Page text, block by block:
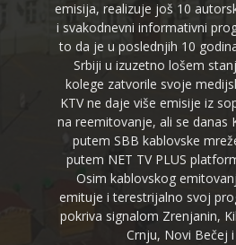
emisija, realizuje još 10
i svakodnevni informativni
to da je u poslednjih 10
Srbiji u izuzetno lošem
kolege zatvorile svoje
KTV ne daje više emisije iz
na reemitovanje, ali se danas
putem SBB kablovske
putem NET TV PLUS
Osim kablovskog
emituje i terestrijalno svoj
pokriva signalom Zrenjanin,
Crnju, Novi Bečej